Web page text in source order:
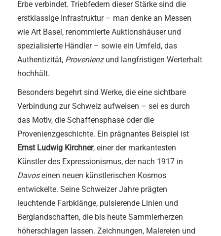
Erbe verbindet. Triebfedern dieser Stärke sind die
erstklassige Infrastruktur – man denke an Messen
wie Art Basel, renommierte Auktionshäuser und
spezialisierte Händler – sowie ein Umfeld, das
Authentizität, Provenienzund langfristigen Werterhalt
hochhält.
Besonders begehrt sind Werke, die eine sichtbare
Verbindung zur Schweiz aufweisen – sei es durch
das Motiv, die Schaffensphase oder die
Provenienzgeschichte. Ein prägnantes Beispiel ist
Ernst Ludwig Kirchner, einer der markantesten
Künstler des Expressionismus, der nach 1917 in
Davoseinen neuen künstlerischen Kosmos
entwickelte. Seine Schweizer Jahre prägten
leuchtende Farbklänge, pulsierende Linien und
Berglandschaften, die bis heute Sammlerherzen
höherschlagen lassen. Zeichnungen, Malereien und